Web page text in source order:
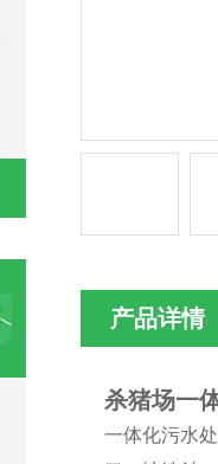
产品详情
杀猪场一
一体化污水